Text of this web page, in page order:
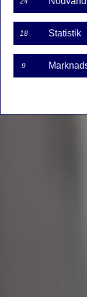
18 Statistik
9